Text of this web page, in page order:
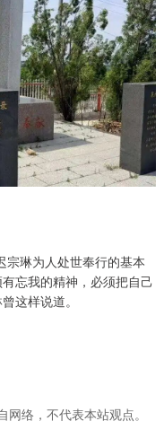
琳为人处世奉行的基本
忘我的精神，必须把自己
这样说道。
络，不代表本站观点。